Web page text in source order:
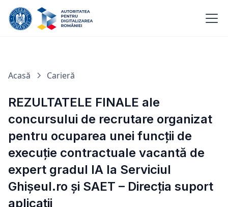
Acasă Carieră
REZULTATELE FINALE ale
concursului de recrutare organizat
pentru ocuparea unei funcţii de
execuţie contractuale vacantă de
expert gradul IA la Serviciul
Ghișeul.ro și SAET – Direcția suport
aplicații